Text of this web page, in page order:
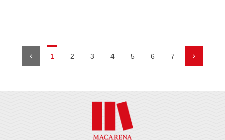
1 2 3 4 5 6 7